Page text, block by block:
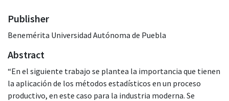
Publisher
Benemérita Universidad Autónoma de Puebla
Abstract
“En el siguiente trabajo se plantea la importancia que tienen
la aplicación de los métodos estadísticos en un proceso
productivo, en este caso para la industria moderna. Se